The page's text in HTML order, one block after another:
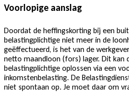
Voorlopige aanslag
Doordat de heffingskorting bij een
belastingplichtige niet meer in de
geëffectueerd, is het van de
netto maandloon (fors) lager. Dit kan
belastingplichtige oplossen via een
inkomstenbelasting. De
niet spontaan op. Je moet daar om